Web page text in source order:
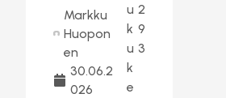
Markku
Huopon
en
30.06.2
026
u
k
u
k
e
2
9
3